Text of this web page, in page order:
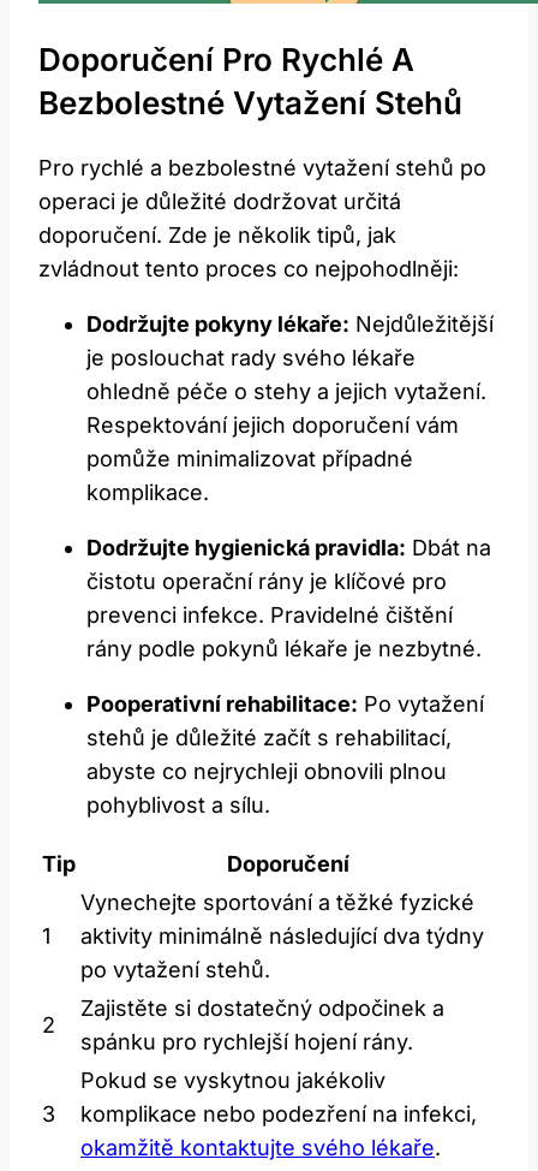
Doporučení Pro Rychlé A
Bezbolestné Vytažení​ Stehů
Pro ​rychlé a bezbolestné vytažení stehů po
operaci je důležité dodržovat ‍určitá
doporučení. Zde je několik tipů, ‌jak​
zvládnout tento proces co nejpohodlněji:
Dodržujte pokyny lékaře: Nejdůležitější
je poslouchat rady svého lékaře
ohledně péče o stehy a ​jejich vytažení.
Respektování jejich doporučení⁤ vám
pomůže minimalizovat případné
⁣komplikace.
Dodržujte hygienická pravidla: Dbát na
⁢čistotu operační rány je klíčové pro
⁢prevenci infekce. ​Pravidelné čištění
rány podle pokynů lékaře je‍ nezbytné.
Pooperativní rehabilitace: Po vytažení
‍stehů je ⁣důležité začít s rehabilitací,
abyste co nejrychleji obnovili plnou⁤
pohyblivost a sílu.
Tip Doporučení
1
Vynechejte sportování​ a těžké fyzické
aktivity ⁣minimálně ​následující‌ dva týdny
po vytažení stehů.
2
Zajistěte ⁢si dostatečný odpočinek a
spánku⁤ pro​ rychlejší hojení rány.
3
Pokud se vyskytnou jakékoliv
komplikace‍ nebo⁣ podezření na​ infekci,
okamžitě kontaktujte svého lékaře.